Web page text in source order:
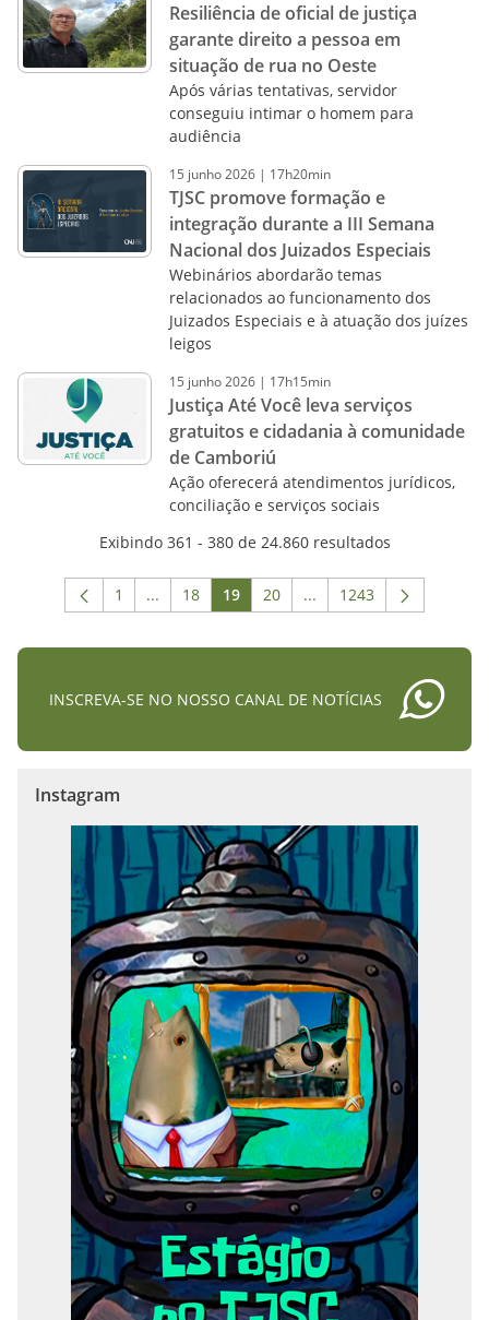
Resiliência de oficial de justiça
garante direito a pessoa em
situação de rua no Oeste
Após várias tentativas, servidor
conseguiu intimar o homem para
audiência
15 junho2026 | 17h20min
TJSC promove formação e
integração durante a III Semana
Nacional dos Juizados Especiais
Webinários abordarão temas
relacionados ao funcionamento dos
Juizados Especiais e à atuação dos juízes
leigos
15 junho2026 | 17h15min
Justiça Até Você leva serviços
gratuitos e cidadania à comunidade
de Camboriú
Ação oferecerá atendimentos jurídicos,
conciliação e serviços sociais
Exibindo 361 - 380 de 24.860 resultados
Página
1 ...Páginas intermediárias Usar ABA para
Página
18 Página
19 Página
20 ...Páginas intermediárias
Página
1243
INSCREVA-SE NO NOSSO CANAL DE NOTÍCIAS
Instagram